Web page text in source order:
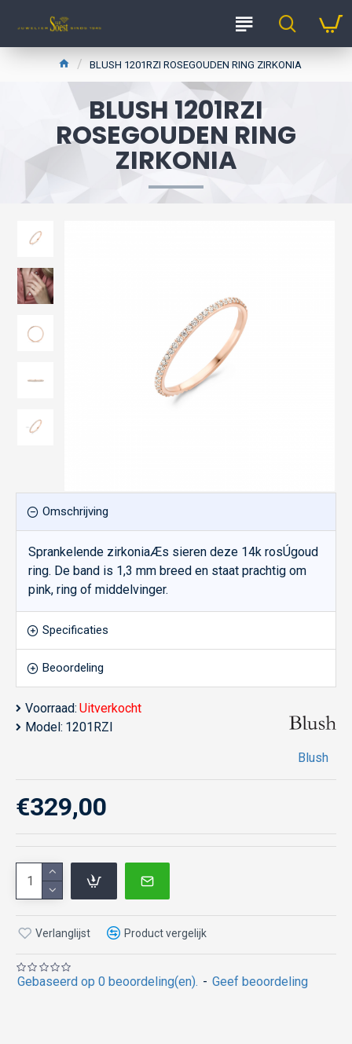
BLUSH 1201RZI ROSEGOUDEN RING ZIRKONIA
BLUSH 1201RZI
ROSEGOUDEN RING
ZIRKONIA
Omschrijving
Sprankelende zirkoniaÆs sieren deze 14k rosÚgoud
ring. De band is 1,3 mm breed en staat prachtig om
pink, ring of middelvinger.
Specificaties
Beoordeling
Voorraad: Uitverkocht
Model: 1201RZI
Blush
Gebaseerd op 0 beoordeling(en). - Geef beoordeling
€329,00
Verlanglijst Product vergelijk